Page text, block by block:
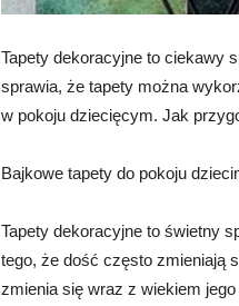
Tapety dekoracyjne to ciekawy
sprawia, że tapety można
w pokoju dziecięcym. Jak
Bajkowe tapety do pokoju
Tapety dekoracyjne to świetny
tego, że dość często zmieniają
zmienia się wraz z wiekiem